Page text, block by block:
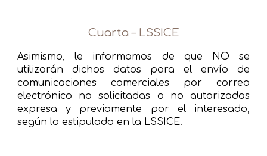
Cuarta – LSSICE
Asimismo, le informamos de que NO se
utilizarán dichos datos para el envío de
comunicaciones comerciales por correo
electrónico no solicitadas o no autorizadas
expresa y previamente por el interesado,
según lo estipulado en la LSSICE.